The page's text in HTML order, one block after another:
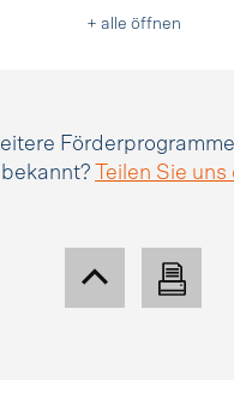
+ alle öffnen
Teilen Sie